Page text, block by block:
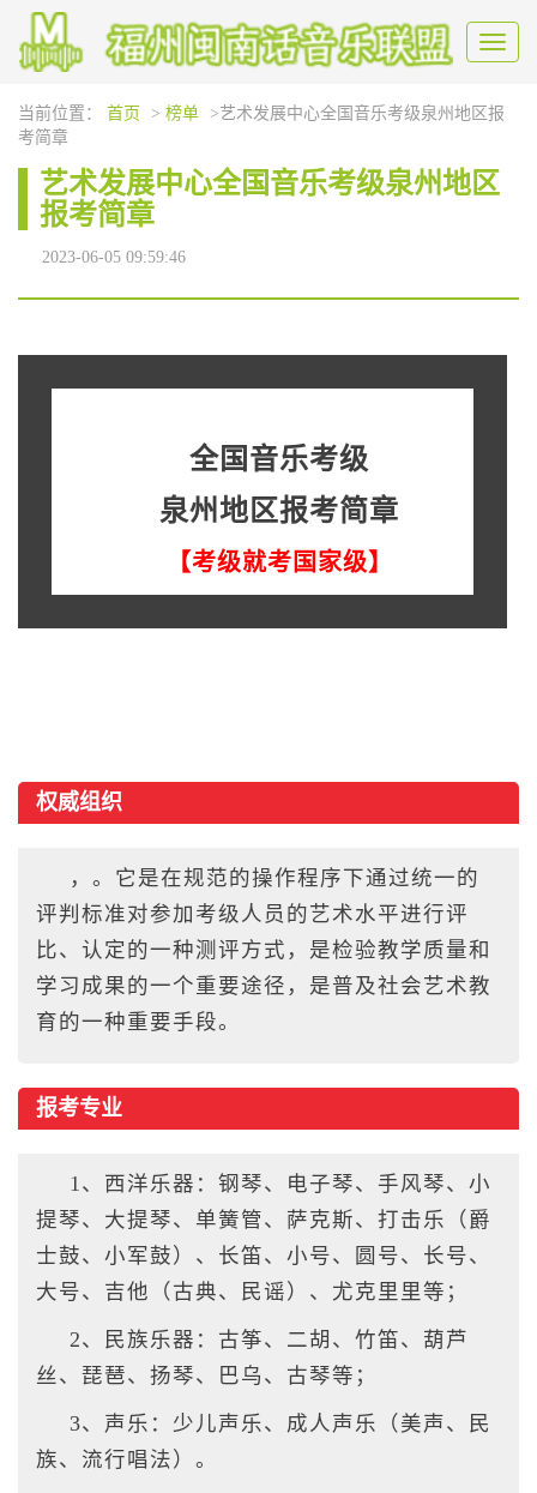
Toggle
当前位置： 首页 > 榜单
>艺术发展中心全国音乐考级泉州地区报
考简章
艺术发展中心全国音乐考级泉州地区
报考简章
2023-06-05 09:59:46
全国音乐考级
泉州地区报考简章
【考级就考国家级】
权威组织
，。它是在规范的操作程序下通过统一的
评判标准对参加考级人员的艺术水平进行评
比、认定的一种测评方式，是检验教学质量和
学习成果的一个重要途径，是普及社会艺术教
育的一种重要手段。
报考专业
1、西洋乐器：钢琴、电子琴、手风琴、小
提琴、大提琴、单簧管、萨克斯、打击乐（爵
士鼓、小军鼓）、长笛、小号、圆号、长号、
大号、吉他（古典、民谣）、尤克里里等；
2、民族乐器：古筝、二胡、竹笛、葫芦
丝、琵琶、扬琴、巴乌、古琴等；
3、声乐：少儿声乐、成人声乐（美声、民
族、流行唱法）。